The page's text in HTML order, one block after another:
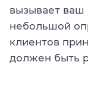
вызывает ваш
небольшой
клиентов
должен быть